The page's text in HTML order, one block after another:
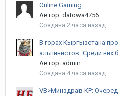
Online Gaming
Автор: datowa4756
Создана 2 часа назад
В горах Кыргызстана
альпинистов. Среди них
Автор: admin
Создана 4 часа назад
VB>Минздрав КР: